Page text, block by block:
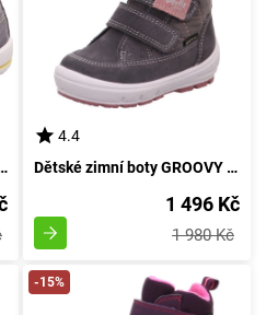
1-000350-2500, šedivá - velikost 22
4.4
Dětské zimní boty GROOVY GTX, Superfit, 1-009314-2010, šedé - velikost 29
1 496 Kč
1 980 Kč
-15%